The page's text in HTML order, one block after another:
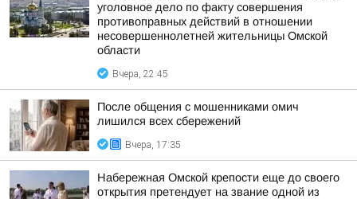
уголовное дело по факту совершения
противоправных действий в отношении
несовершеннолетней жительницы Омской
области
Вчера, 22:45
После общения с мошенниками омич
лишился всех сбережений
Вчера, 17:35
Набережная Омской крепости еще до своего
открытия претендует на звание одной из